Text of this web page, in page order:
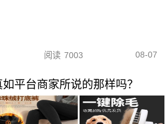
阅读 7003 08-07
平台商家所说的那样吗？